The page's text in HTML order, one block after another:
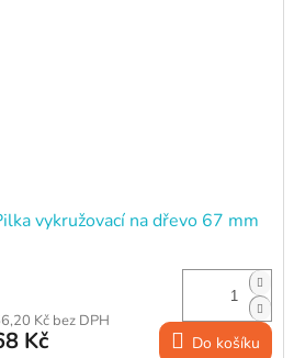
vykružovací na dřevo 67 mm
Kč bez DPH
Kč Do košíku